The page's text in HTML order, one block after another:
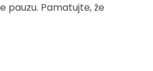
pauzu. Pamatujte, že